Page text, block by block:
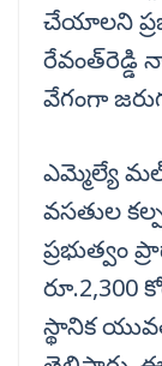
చేయాలని
రేవంత్‌రెడ్డి
వేగంగా
ఎమ్మెల్యే
వసతుల
ప్రభుత్వం
రూ.2,300
స్థానిక